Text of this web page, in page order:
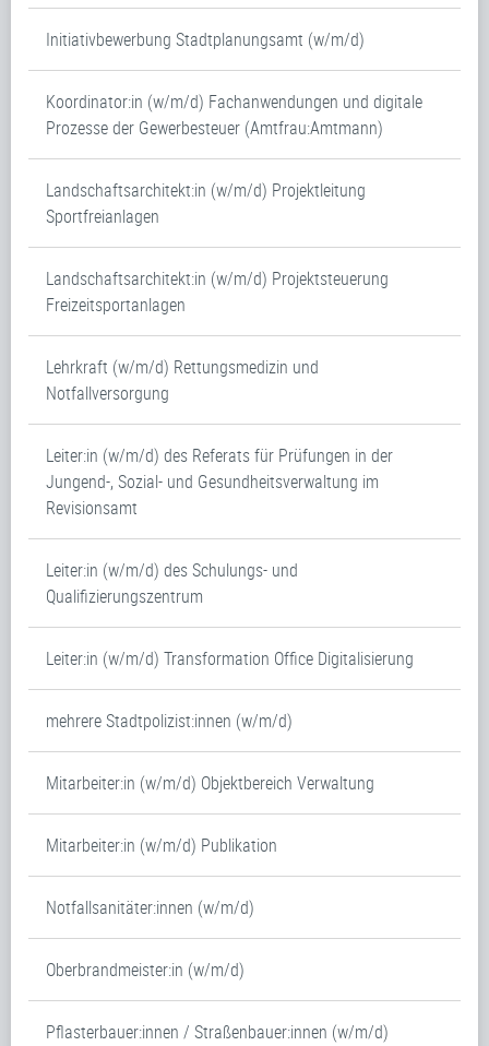
Initiativbewerbung Stadtplanungsamt (w/m/d)
Koordinator:in (w/m/d) Fachanwendungen und digitale
Prozesse der Gewerbesteuer (Amtfrau:Amtmann)
Landschaftsarchitekt:in (w/m/d) Projektleitung
Sportfreianlagen
Landschaftsarchitekt:in (w/m/d) Projektsteuerung
Freizeitsportanlagen
Lehrkraft (w/m/d) Rettungsmedizin und
Notfallversorgung
Leiter:in (w/m/d) des Referats für Prüfungen in der
Jungend-, Sozial- und Gesundheitsverwaltung im
Revisionsamt
Leiter:in (w/m/d) des Schulungs- und
Qualifizierungszentrum
Leiter:in (w/m/d) Transformation Office Digitalisierung
mehrere Stadtpolizist:innen (w/m/d)
Mitarbeiter:in (w/m/d) Objektbereich Verwaltung
Mitarbeiter:in (w/m/d) Publikation
Notfallsanitäter:innen (w/m/d)
Oberbrandmeister:in (w/m/d)
Pflasterbauer:innen / Straßenbauer:innen (w/m/d)